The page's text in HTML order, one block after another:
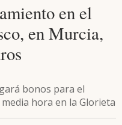
en el
en Murcia,
bonos para el
hora en la Glorieta